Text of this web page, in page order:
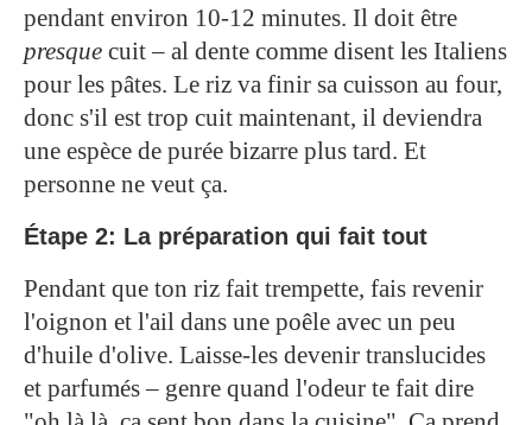
pendant environ 10-12 minutes. Il doit être
presque cuit – al dente comme disent les Italiens
pour les pâtes. Le riz va finir sa cuisson au four,
donc s'il est trop cuit maintenant, il deviendra
une espèce de purée bizarre plus tard. Et
personne ne veut ça.
Étape 2: La préparation qui fait tout
Pendant que ton riz fait trempette, fais revenir
l'oignon et l'ail dans une poêle avec un peu
d'huile d'olive. Laisse-les devenir translucides
et parfumés – genre quand l'odeur te fait dire